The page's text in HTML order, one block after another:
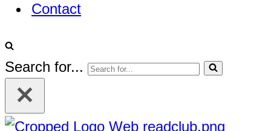
Contact
Search for...